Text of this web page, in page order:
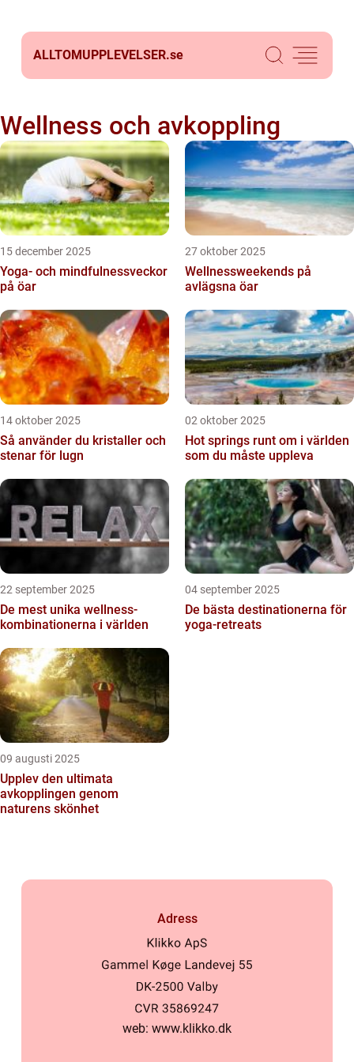
ALLTOMUPPLEVELSER.se
Wellness och avkoppling
15 december 2025
Yoga- och mindfulnessveckor
på öar
27 oktober 2025
Wellnessweekends på
avlägsna öar
14 oktober 2025
Så använder du kristaller och
stenar för lugn
02 oktober 2025
Hot springs runt om i världen
som du måste uppleva
22 september 2025
De mest unika wellness-
kombinationerna i världen
04 september 2025
De bästa destinationerna för
yoga-retreats
09 augusti 2025
Upplev den ultimata
avkopplingen genom
naturens skönhet
Adress
web: www.klikko.dk